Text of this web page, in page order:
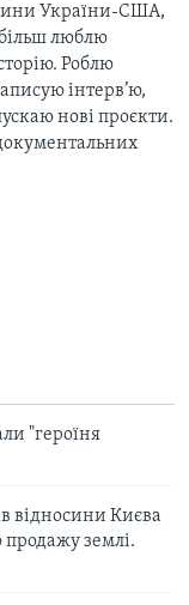
України-США,
люблю
Роблю
інтерв’ю,
нові проєкти.
"героїня
відносини Києва
землі.